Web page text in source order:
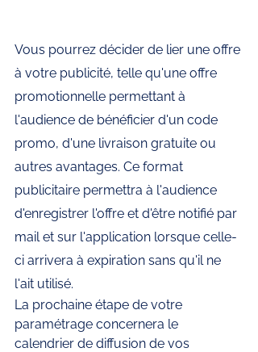
Vous pourrez décider de lier une offre
à votre publicité, telle qu'une offre
promotionnelle permettant à
l'audience de bénéficier d'un code
promo, d'une livraison gratuite ou
autres avantages. Ce format
publicitaire permettra à l'audience
d'enregistrer l'offre et d'être notifié par
mail et sur l'application lorsque celle-
ci arrivera à expiration sans qu'il ne
l'ait utilisé.
La prochaine étape de votre
paramétrage concernera le
calendrier de diffusion de vos